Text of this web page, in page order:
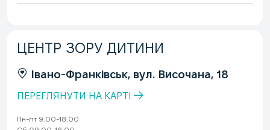
ЦЕНТР ЗОРУ ДИТИНИ
Івано-Франківськ, вул. Височана, 18
ПЕРЕГЛЯНУТИ НА КАРТІ
Пн-пт 9:00-18:00